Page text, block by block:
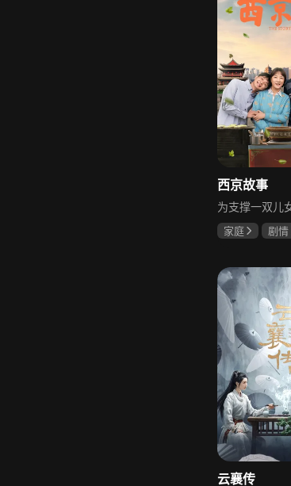
西京故事
家庭
剧情
云襄传